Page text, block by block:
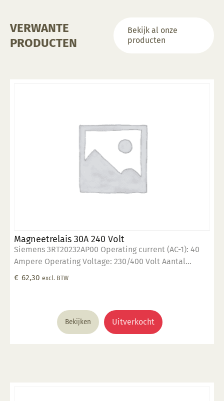
VERWANTE
PRODUCTEN
Bekijk al onze
producten
Magneetrelais 30A 240 Volt
Siemens 3RT20232AP00 Operating current (AC-1): 40
Ampere Operating Voltage: 230/400 Volt Aantal
"Normaly Open" contacten: 3 Control voltage: 230 Volt
€ 62,30 excl. BTW
Bekijken Uitverkocht